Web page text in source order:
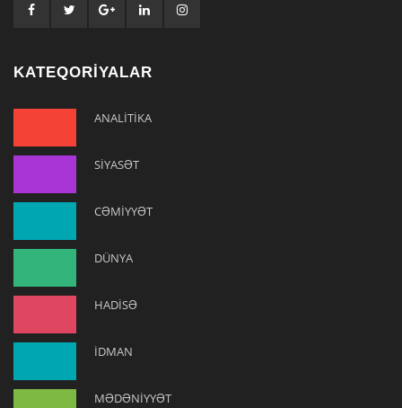
KATEQORİYALAR
ANALİTİKA
SİYASƏT
CƏMİYYƏT
DÜNYA
HADİSƏ
İDMAN
MƏDƏNİYYƏT